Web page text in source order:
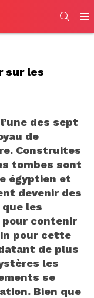
sur les
des sept
de
Construites
tombes sont
égyptien et
devenir des
les
contenir
pour cette
de plus
les
se
Bien que